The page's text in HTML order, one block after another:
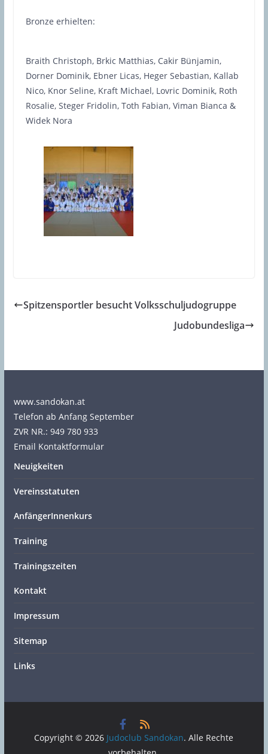
Bronze erhielten:
Braith Christoph, Brkic Matthias, Cakir Bünjamin,
Dorner Dominik, Ebner Licas, Heger Sebastian, Kallab
Nico, Knor Seline, Kraft Michael, Lovric Dominik, Roth
Rosalie, Steger Fridolin, Toth Fabian, Viman Bianca &
Widek Nora
Spitzensportler besucht Volksschuljudogruppe
Judobundesliga
www.sandokan.at
Telefon ab Anfang September
ZVR NR.: 949 780 933
Email Kontaktformular
Neuigkeiten
Vereinsstatuten
AnfängerInnenkurs
Training
Trainingszeiten
Kontakt
Impressum
Sitemap
Links
Copyright © 2026 Judoclub Sandokan. Alle Rechte